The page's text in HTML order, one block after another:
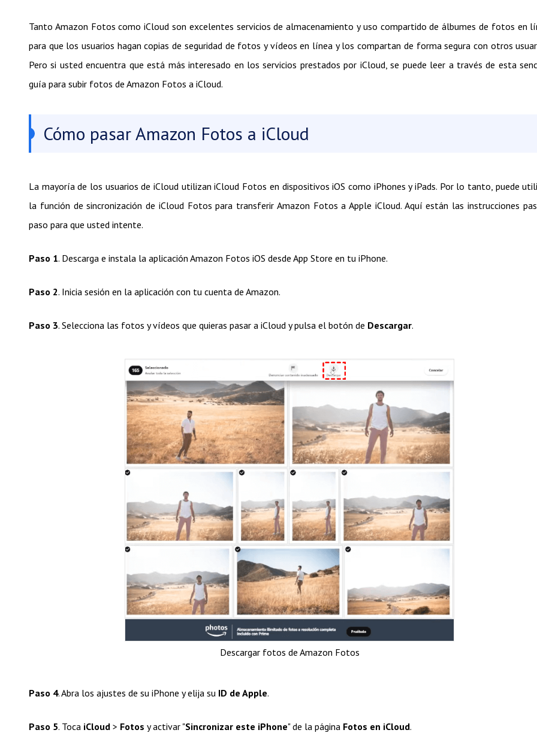
Tanto Amazon Fotos como iCloud son excelentes servicios de almacenamiento y uso compartido de álbumes de fotos en
para que los usuarios hagan copias de seguridad de fotos y vídeos en línea y los compartan de forma segura con otros
Pero si usted encuentra que está más interesado en los servicios prestados por iCloud, se puede leer a través de esta
guía para subir fotos de Amazon Fotos a iCloud.
Cómo pasar Amazon Fotos a iCloud
La mayoría de los usuarios de iCloud utilizan iCloud Fotos en dispositivos iOS como iPhones y iPads. Por lo tanto, puede
la función de sincronización de iCloud Fotos para transferir Amazon Fotos a Apple iCloud. Aquí están las instrucciones
paso para que usted intente.
Paso 1. Descarga e instala la aplicación Amazon Fotos iOS desde App Store en tu iPhone.
Paso 2. Inicia sesión en la aplicación con tu cuenta de Amazon.
Paso 3. Selecciona las fotos y vídeos que quieras pasar a iCloud y pulsa el botón de Descargar.
Descargar fotos de Amazon Fotos
Paso 4. Abra los ajustes de su iPhone y elija su ID de Apple.
Paso 5. Toca iCloud > Fotos y activar "Sincronizar este iPhone" de la página Fotos en iCloud.